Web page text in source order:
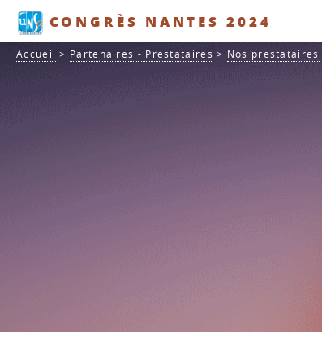
Panneau de gestion des cookies
CONGRÈS NANTES 2024
Accueil > Partenaires - Prestataires > Nos prestataires